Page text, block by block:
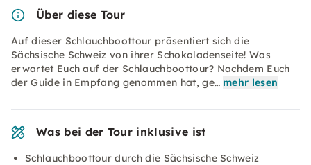
Über diese Tour
Auf dieser Schlauchboottour präsentiert sich die
Sächsische Schweiz von ihrer Schokoladenseite! Was
erwartet Euch auf der Schlauchboottour? Nachdem Euch
der Guide in Empfang genommen hat, ge… mehr lesen
Was bei der Tour inklusive ist
Schlauchboottour durch die Sächsische Schweiz